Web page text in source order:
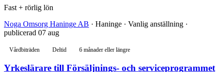
Fast + rörlig lön
Noga Omsorg Haninge AB · Haninge · Vanlig anställning ·
publicerad 07 aug
Vårdbiträden Deltid 6 månader eller längre
Yrkeslärare till Försäljnings- och serviceprogrammet